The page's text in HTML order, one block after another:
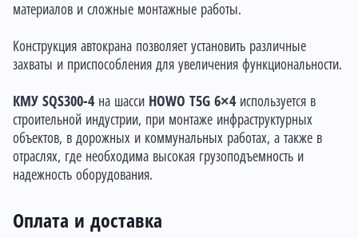
Оплата и доставка
материалов и сложные монтажные работы.
Конструкция автокрана позволяет установить различные
захваты и приспособления для увеличения функциональности.
КМУ SQS300-4 на шасси HOWO T5G 6×4 используется в
строительной индустрии, при монтаже инфраструктурных
объектов, в дорожных и коммунальных работах, а также в
отраслях, где необходима высокая грузоподъемность и
надежность оборудования.